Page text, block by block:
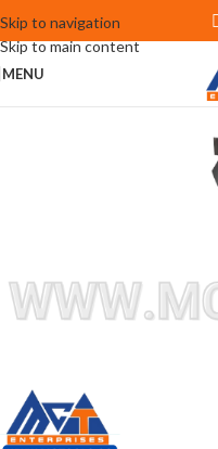
Skip to navigation
Skip to main content
MENU